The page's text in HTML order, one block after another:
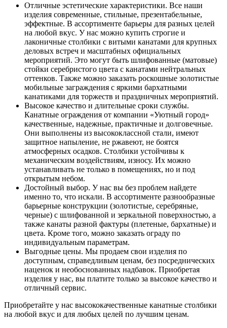
Отличные эстетические характеристики. Все наши
изделия современные, стильные, презентабельные,
эффектные. В ассортименте барьеры для разных целей
на любой вкус. У нас можно купить строгие и
лаконичные столбики с витыми канатами для крупных
деловых встреч и масштабных официальных
мероприятий. Это могут быть шлифованные (матовые)
стойки серебристого цвета с канатами нейтральных
оттенков. Также можно заказать роскошные золотистые
мобильные заграждения с яркими бархатными
канатиками для торжеств и праздничных мероприятий.
Высокое качество и длительные сроки службы.
Канатные ограждения от компании «Уютный город»
качественные, надежные, практичные и долговечные.
Они выполнены из высококлассной стали, имеют
защитное напыление, не ржавеют, не боятся
атмосферных осадков. Столбики устойчивы к
механическим воздействиям, износу. Их можно
устанавливать не только в помещениях, но и под
открытым небом.
Достойный выбор. У нас вы без проблем найдете
именно то, что искали. В ассортименте разнообразные
барьерные конструкции (золотистые, серебряные,
черные) с шлифованной и зеркальной поверхностью, а
также канаты разной фактуры (плетеные, бархатные) и
цвета. Кроме того, можно заказать ограду по
индивидуальным параметрам.
Выгодные цены. Мы продаем свои изделия по
доступным, справедливым ценам, без посреднических
наценок и необоснованных надбавок. Приобретая
изделия у нас, вы платите только за высокое качество и
отличный сервис.
Приобретайте у нас высококачественные канатные столбики
на любой вкус и для любых целей по лучшим ценам.